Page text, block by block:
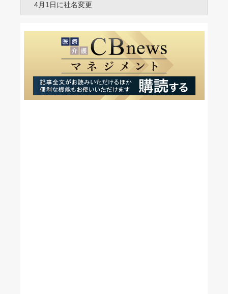
4月1日に社名変更